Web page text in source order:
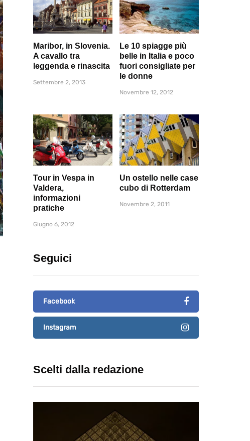
Maribor, in Slovenia.
A cavallo tra
leggenda e rinascita
Settembre 2, 2013
Le 10 spiagge più
belle in Italia e poco
fuori consigliate per
le donne
Novembre 12, 2012
Tour in Vespa in
Valdera,
informazioni
pratiche
Giugno 6, 2012
Un ostello nelle case
cubo di Rotterdam
Novembre 2, 2011
Seguici
Facebook
Instagram
Scelti dalla redazione